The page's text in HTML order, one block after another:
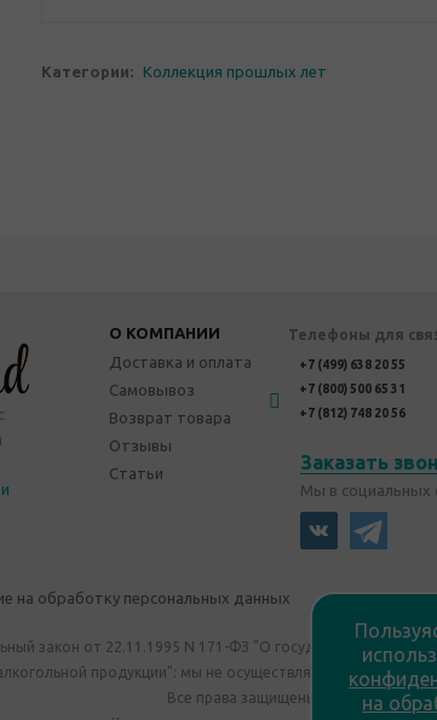
Категории: Коллекция прошлых лет
О КОМПАНИИ
Доставка и оплата
Самовывоз
Возврат товара
Отзывы
Статьи
Телефоны для
+7 (499) 638 20 55
+7 (800) 500 65 31
+7 (812) 748 20 56
Заказать
Мы в социальных
на обработку персональных данных
закон от 22.11.1995 N 171-ФЗ "О государственном
продукции": мы не осуществляем
Все права защищены "Shoko Brand".
на